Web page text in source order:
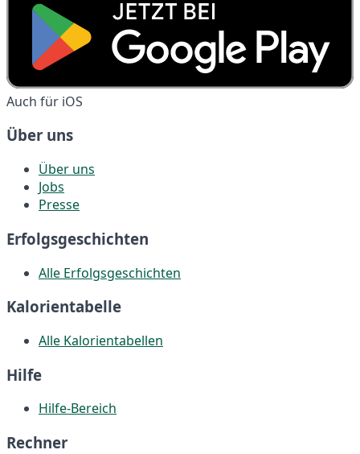
Auch für iOS
Über uns
Über uns
Jobs
Presse
Erfolgsgeschichten
Alle Erfolgsgeschichten
Kalorientabelle
Alle Kalorientabellen
Hilfe
Hilfe-Bereich
Rechner